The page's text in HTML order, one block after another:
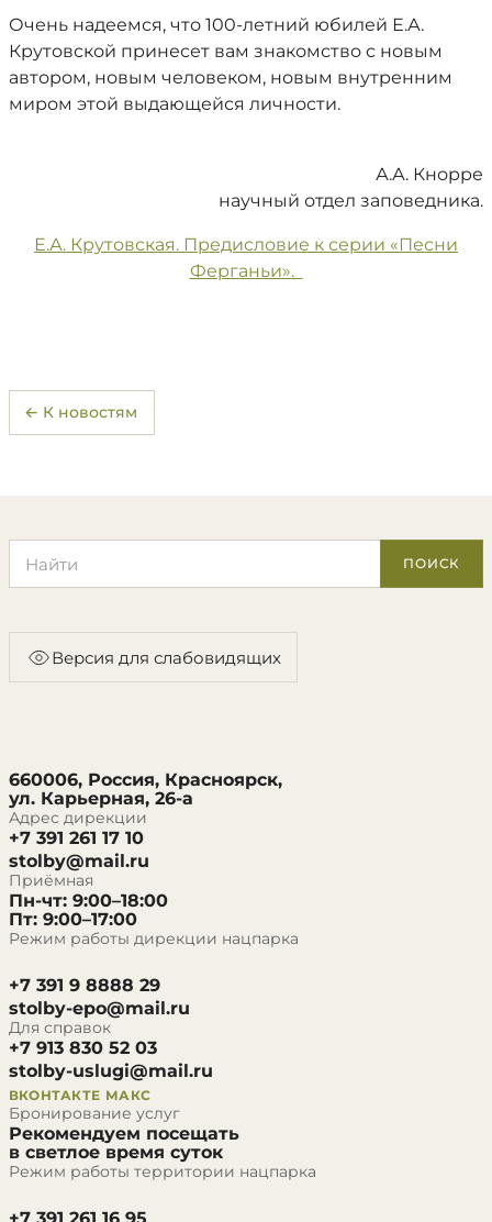
Очень надеемся, что 100-летний юбилей Е.А.
Крутовской принесет вам знакомство с новым
автором, новым человеком, новым внутренним
миром этой выдающейся личности.
А.А. Кнорре
научный отдел заповедника.
Е.А. Крутовская. Предисловие к серии «Песни
Ферганьи».
← К новостям
ПОИСК
Версия для слабовидящих
660006, Россия, Красноярск,
ул. Карьерная, 26-а
Адрес дирекции
+7 391 261 17 10
stolby@mail.ru
Приёмная
Пн-чт: 9:00–18:00
Пт: 9:00–17:00
Режим работы дирекции нацпарка
+7 391 9 8888 29
stolby-epo@mail.ru
Для справок
+7 913 830 52 03
stolby-uslugi@mail.ru
ВКОНТАКТЕ МАКС
Бронирование услуг
Рекомендуем посещать
в светлое время суток
Режим работы территории нацпарка